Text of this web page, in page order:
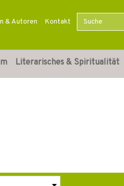
& Autoren Kontakt
Literarisches & Spiritualität